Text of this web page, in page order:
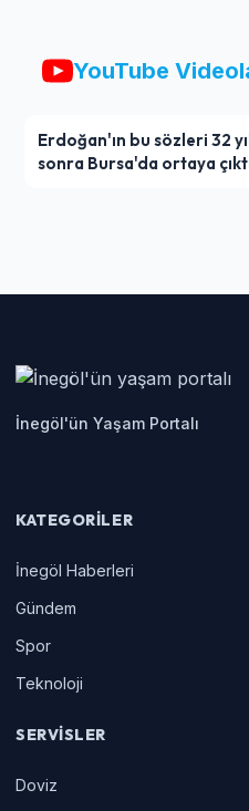
YouTube
Erdoğan'ın bu sözleri 32
sonra Bursa'da ortaya
İnegöl'ün Yaşam Portalı
KATEGORILER
İnegöl Haberleri
Gündem
Spor
Teknoloji
SERVISLER
Doviz